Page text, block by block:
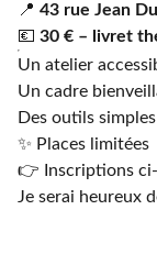
📍 43 rue Jean
💶 30 € – livret
Un atelier
Un cadre
Des outils
✨ Places limitées
👉 Inscriptions
Je serai heureux